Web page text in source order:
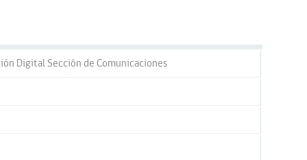
Digital Sección de Comunicaciones